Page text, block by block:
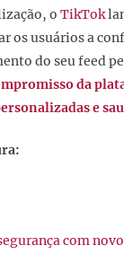
o TikTok
os usuários a
do seu feed
da
e
com